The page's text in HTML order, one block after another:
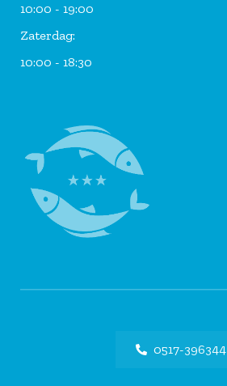
10:00 - 19:00
Zaterdag:
10:00 - 18:30
 0517-396344